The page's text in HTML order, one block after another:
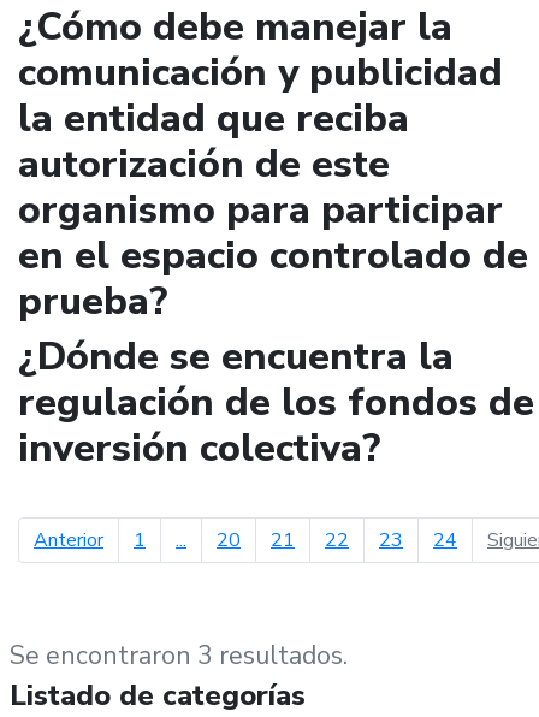
¿Cómo debe manejar la
comunicación y publicidad
la entidad que reciba
autorización de este
organismo para participar
en el espacio controlado de
prueba?
¿Dónde se encuentra la
regulación de los fondos de
inversión colectiva?
Anteriorpágina anterior
1 ... 20 21 22 23 24
Se encontraron 3 resultados.
Listado de categorías